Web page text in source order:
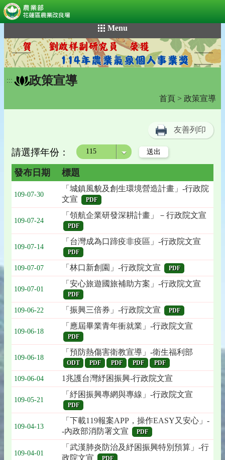
到
主
要
內
容
Menu
::: 政策宣導
首頁 > 政策宣導
友善列印
請選擇年份：
年度
發布日期 標題
109-07-30
「城鎮風貌及創生環境營造計畫」-行政院
文宣
PDF
109-07-24
「領航企業研發深耕計畫」－行政院文宣
PDF
109-07-14
「台灣成為口蹄疫非疫區」-行政院文宣
PDF
109-07-07 「林口新創園」-行政院文宣 PDF
109-07-01
「安心旅遊國旅補助方案」-行政院文宣
PDF
109-06-22 「振興三倍券」-行政院文宣 PDF
109-06-18
「應屆畢業青年衝就業」-行政院文宣
PDF
109-06-18
「預防熱傷害衛教宣導」-衛生福利部
ODT PDF PDF PDF PDF
109-06-04 1兆護台灣紓困振興-行政院文宣
109-05-21
「紓困振興專網與專線」-行政院文宣
PDF
109-04-13
「下載119報案APP，操作EASY又安心」-
-內政部消防署文宣
PDF
109-04-01
「武漢肺炎防治及紓困振興特別預算」-行
政院文宣
PDF